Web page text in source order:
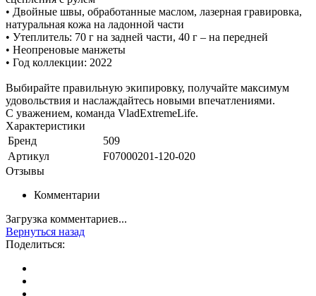
• Двойные швы, обработанные маслом, лазерная гравировка,
натуральная кожа на ладонной части
• Утеплитель: 70 г на задней части, 40 г – на передней
• Неопреновые манжеты
• Год коллекции: 2022
Выбирайте правильную экипировку, получайте максимум
удовольствия и наслаждайтесь новыми впечатлениями.
С уважением, команда VladExtremeLife.
Характеристики
Бренд
509
Артикул
F07000201-120-020
Отзывы
Комментарии
Загрузка комментариев...
Вернуться назад
Поделиться: